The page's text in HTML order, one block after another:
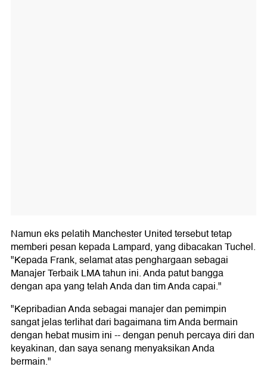
Namun eks pelatih Manchester United tersebut tetap
memberi pesan kepada Lampard, yang dibacakan Tuchel.
"Kepada Frank, selamat atas penghargaan sebagai
Manajer Terbaik LMA tahun ini. Anda patut bangga
dengan apa yang telah Anda dan tim Anda capai."
"Kepribadian Anda sebagai manajer dan pemimpin
sangat jelas terlihat dari bagaimana tim Anda bermain
dengan hebat musim ini -- dengan penuh percaya diri dan
keyakinan, dan saya senang menyaksikan Anda
bermain."